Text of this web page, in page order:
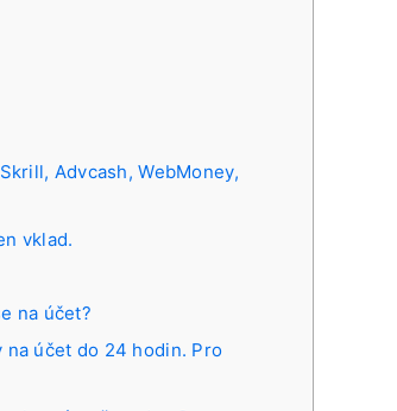
Advcash, WebMoney,
vklad.
na účet?
účet do 24 hodin. Pro